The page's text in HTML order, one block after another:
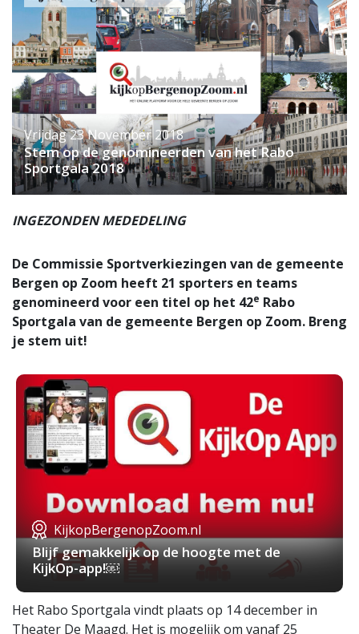
Vrijdag 23 November 2018
Stem op de genomineerden van het Rabo
Sportgala 2018
INGEZONDEN MEDEDELING
De Commissie Sportverkiezingen van de gemeente
Bergen op Zoom heeft 21 sporters en teams
genomineerd voor een titel op het 42e Rabo
Sportgala van de gemeente Bergen op Zoom. Breng
je stem uit!
KijkopBergenopZoom.nl
Blijf gemakkelijk op de hoogte met de
KijkOp-app!￼
Het Rabo Sportgala vindt plaats op 14 december in
Theater De Maagd. Het is mogelijk om vanaf 25